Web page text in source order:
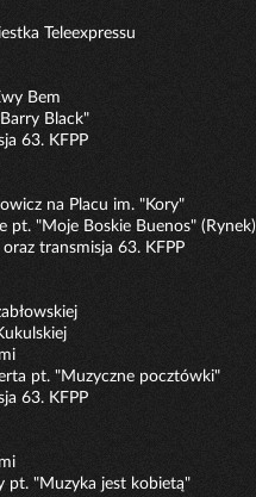
Teleexpressu
Bem
Black"
63. KFPP
na Placu im. "Kory"
pt. "Moje Boskie Buenos" (Rynek)
transmisja 63. KFPP
pt. "Muzyczne pocztówki"
63. KFPP
pt. "Muzyka jest kobietą"